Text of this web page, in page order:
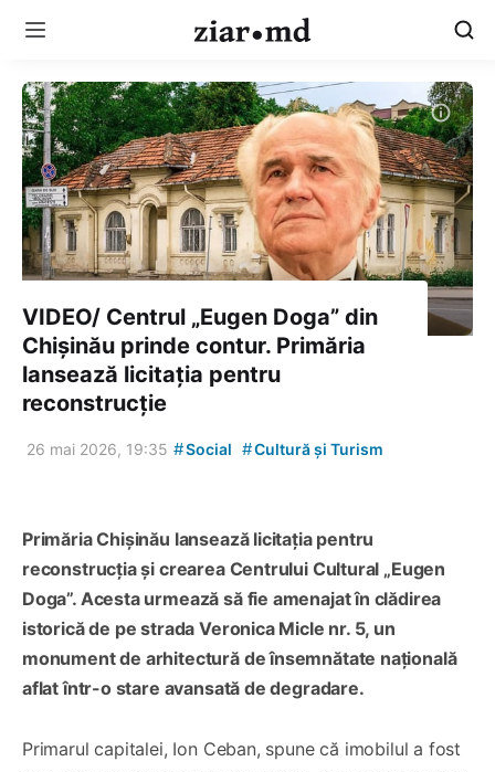
VIDEO/ Centrul „Eugen Doga” din
Chișinău prinde contur. Primăria
lansează licitația pentru
reconstrucție
26 mai 2026, 19:35 #Social #Cultură și Turism
Primăria Chișinău lansează licitația pentru
reconstrucția și crearea Centrului Cultural „Eugen
Doga”. Acesta urmează să fie amenajat în clădirea
istorică de pe strada Veronica Micle nr. 5, un
monument de arhitectură de însemnătate națională
aflat într-o stare avansată de degradare.
Primarul capitalei, Ion Ceban, spune că imobilul a fost